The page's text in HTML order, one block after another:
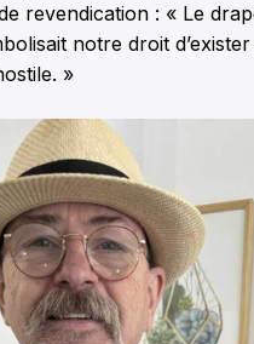
revendication : « Le
notre droit
»